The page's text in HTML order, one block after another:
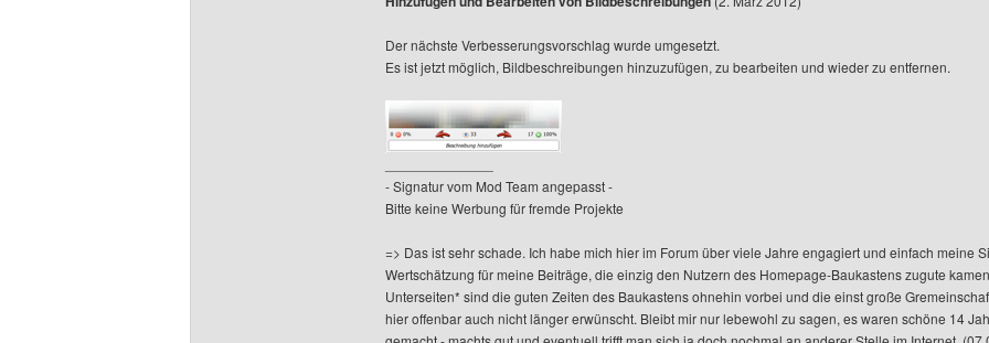
Der nächste Verbesserungsvorschlag wurde umgesetzt.
Es ist jetzt möglich, Bildbeschreibungen hinzuzufügen, zu bearbeiten und wieder zu entfernen.
- Signatur vom Mod Team angepasst -
Bitte keine Werbung für fremde Projekte
=> Das ist sehr schade. Ich habe mich hier im Forum über viele Jahre engagiert und einfach meine
Wertschätzung für meine Beiträge, die einzig den Nutzern des Homepage-Baukastens zugute
Unterseiten* sind die guten Zeiten des Baukastens ohnehin vorbei und die einst große
hier offenbar auch nicht länger erwünscht. Bleibt mir nur lebewohl zu sagen, es waren schöne 14